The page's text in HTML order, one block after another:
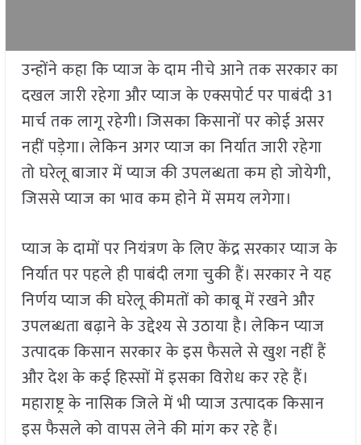
उन्होंने कहा कि प्याज के दाम नीचे आने तक सरकार का
दखल जारी रहेगा और प्याज के एक्सपोर्ट पर पाबंदी 31
मार्च तक लागू रहेगी। जिसका किसानों पर कोई असर
नहीं पड़ेगा। लेकिन अगर प्याज का निर्यात जारी रहेगा
तो घरेलू बाजार में प्याज की उपलब्धता कम हो जोयेगी,
जिससे प्याज का भाव कम होने में समय लगेगा।
प्याज के दामों पर नियंत्रण के लिए केंद्र सरकार प्याज के
निर्यात पर पहले ही पाबंदी लगा चुकी हैं। सरकार ने यह
निर्णय प्याज की घरेलू कीमतों को काबू में रखने और
उपलब्धता बढ़ाने के उद्देश्य से उठाया है। लेकिन प्याज
उत्पादक किसान सरकार के इस फैसले से खुश नहीं हैं
और देश के कई हिस्सों में इसका विरोध कर रहे हैं।
महाराष्ट्र के नासिक जिले में भी प्याज उत्पादक किसान
इस फैसले को वापस लेने की मांग कर रहे हैं।